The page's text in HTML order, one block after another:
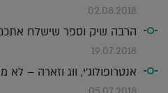
02.08.2018
הרבה שיק וספר שישלח אתכם
19.07.2018
אנטרופולוג'י, ווג וזארה –